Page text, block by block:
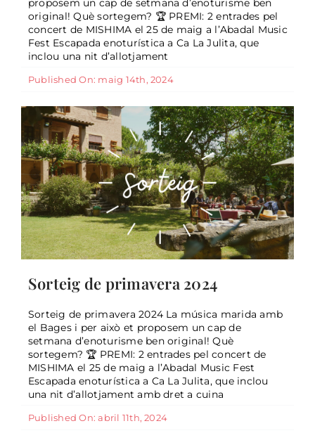
proposem un cap de setmana d’enoturisme ben
original! Què sortegem? 🏆 PREMI: 2 entrades pel
concert de MISHIMA el 25 de maig a l’Abadal Music
Fest Escapada enoturística a Ca La Julita, que
inclou una nit d’allotjament
Published On: maig 14th, 2024
Sorteig de primavera 2024
General
Sorteig de primavera 2024
Sorteig de primavera 2024 La música marida amb
el Bages i per això et proposem un cap de
setmana d’enoturisme ben original! Què
sortegem? 🏆 PREMI: 2 entrades pel concert de
MISHIMA el 25 de maig a l’Abadal Music Fest
Escapada enoturística a Ca La Julita, que inclou
una nit d’allotjament amb dret a cuina
Published On: abril 11th, 2024